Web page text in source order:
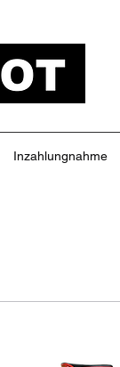
Inzahlungnahme